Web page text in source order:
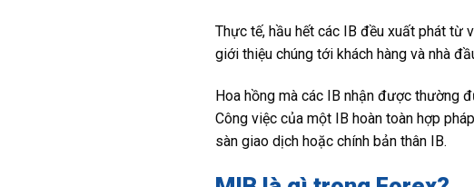
Thực tế, hầu hết các IB đều xuất phát từ
giới thiệu chúng tới khách hàng và nhà
Hoa hồng mà các IB nhận được thường
Công việc của một IB hoàn toàn hợp
sàn giao dịch hoặc chính bản thân IB.